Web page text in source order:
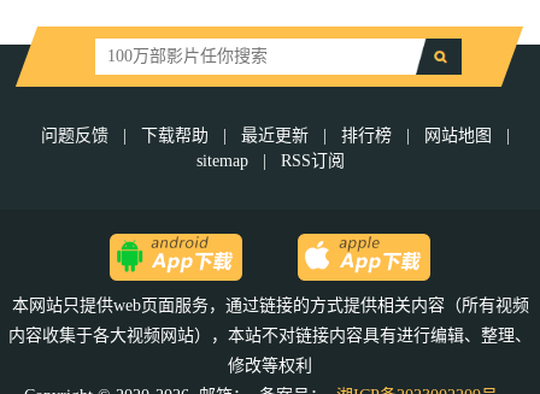
问题反馈 下载帮助 最近更新 排行榜 网站地图
sitemap
RSS订阅
本网站只提供web页面服务，通过链接的方式提供相关内容（所有视频
内容收集于各大视频网站），本站不对链接内容具有进行编辑、整理、
修改等权利